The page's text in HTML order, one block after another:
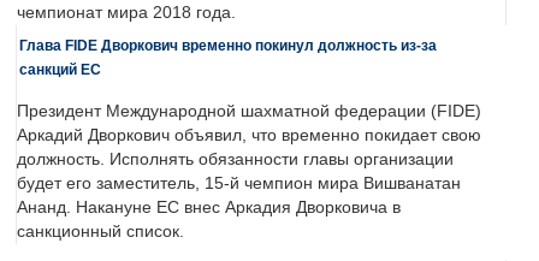
чемпионат мира 2018 года.
Глава FIDE Дворкович временно покинул должность из-за
санкций ЕС
Президент Международной шахматной федерации (FIDE)
Аркадий Дворкович объявил, что временно покидает свою
должность. Исполнять обязанности главы организации
будет его заместитель, 15-й чемпион мира Вишванатан
Ананд. Накануне ЕС внес Аркадия Дворковича в
санкционный список.